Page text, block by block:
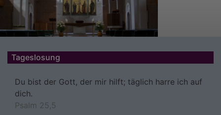
Tageslosung
Du bist der Gott, der mir hilft; täglich harre ich auf
dich.
Psalm 25,5